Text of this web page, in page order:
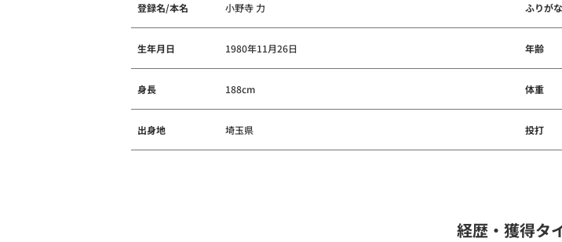
登録名/本名 小野寺 力 ふりがな
生年月日 1980年11月26日 年齢
身長 188cm 体重
出身地 埼玉県 投打
経歴・獲得タ